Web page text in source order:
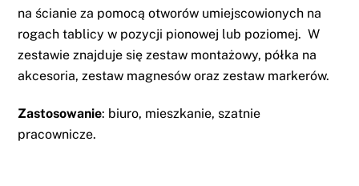
na ścianie za pomocą otworów umiejscowionych na
rogach tablicy w pozycji pionowej lub poziomej. W
zestawie znajduje się zestaw montażowy, półka na
akcesoria, zestaw magnesów oraz zestaw markerów.
Zastosowanie: biuro, mieszkanie, szatnie
pracownicze.